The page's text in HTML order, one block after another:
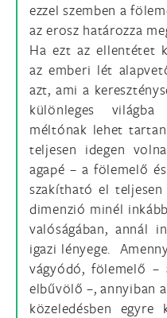
ezzel szemben a
az erosz határozza
Ha ezt az ellentétet
az emberi lét
azt, ami a
különleges
méltónak lehet
teljesen idegen
agapé – a fölemelő
szakítható el
dimenzió minél
valóságában, annál
igazi lényege.
vágyódó, fölemelő –
elbűvölő –, annyiban
közeledésben egyre